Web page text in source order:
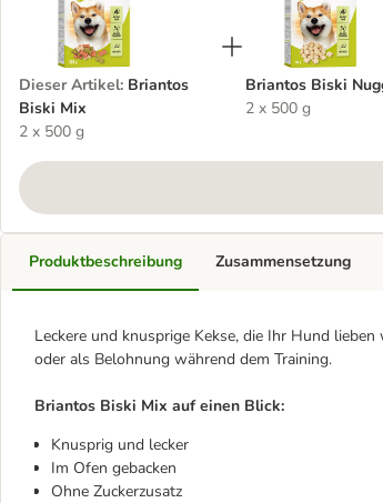
Dieser Artikel: Briantos
Biski Mix
2 x 500 g
Briantos Biski
2 x 500 g
Produktbeschreibung
Leckere und knusprige Kekse, die Ihr Hund lieben
oder als Belohnung während dem Training.
Briantos Biski Mix auf einen Blick:
Knusprig und lecker
Im Ofen gebacken
Ohne Zuckerzusatz
Zusammensetzung